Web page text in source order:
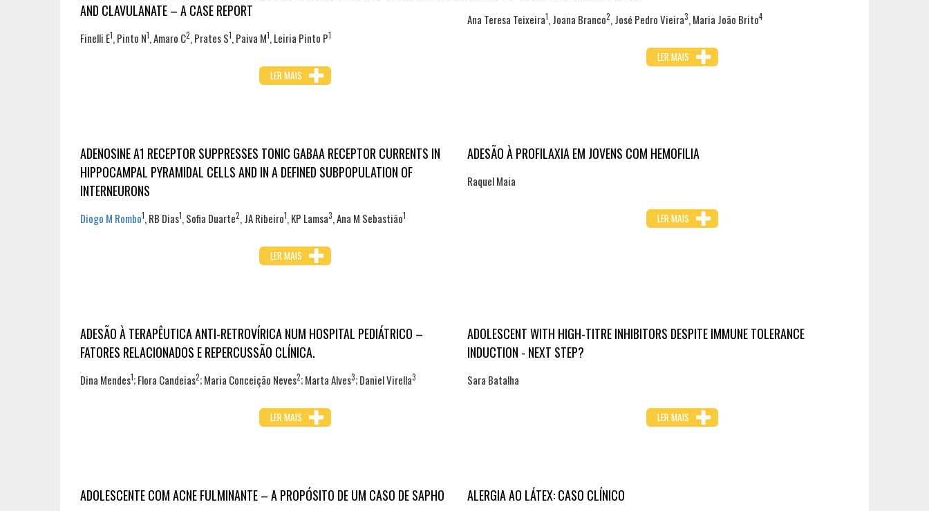
AND CLAVULANATE – A CASE REPORT
Finelli E1, Pinto N1, Amaro C2, Prates S1, Paiva M1, Leiria Pinto P1
LER MAIS
Ana Teresa Teixeira1, Joana Branco2, José Pedro Vieira3, Maria João Brito4
LER MAIS
ADENOSINE A1 RECEPTOR SUPPRESSES TONIC GABAA RECEPTOR CURRENTS IN
HIPPOCAMPAL PYRAMIDAL CELLS AND IN A DEFINED SUBPOPULATION OF
INTERNEURONS
Diogo M Rombo1, RB Dias1, Sofia Duarte2, JA Ribeiro1, KP Lamsa3, Ana M Sebastião1
LER MAIS
ADESÃO À PROFILAXIA EM JOVENS COM HEMOFILIA
Raquel Maia
LER MAIS
ADESÃO À TERAPÊUTICA ANTI-RETROVÍRICA NUM HOSPITAL PEDIÁTRICO –
FATORES RELACIONADOS E REPERCUSSÃO CLÍNICA.
Dina Mendes1; Flora Candeias2; Maria Conceição Neves2; Marta Alves3; Daniel Virella3
LER MAIS
ADOLESCENT WITH HIGH-TITRE INHIBITORS DESPITE IMMUNE TOLERANCE
INDUCTION - NEXT STEP?
Sara Batalha
LER MAIS
ADOLESCENTE COM ACNE FULMINANTE – A PROPÓSITO DE UM CASO DE SAPHO ALERGIA AO LÁTEX: CASO CLÍNICO